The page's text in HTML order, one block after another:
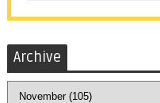
Archive